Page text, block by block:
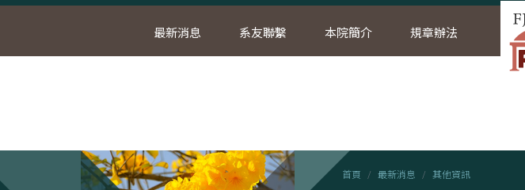
最新消息 系友聯繫 本院簡介 規章辦法
首頁 最新消息 其他資訊